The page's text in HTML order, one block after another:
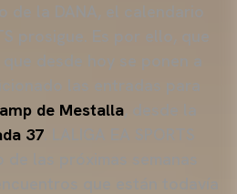
de Mestalla
37